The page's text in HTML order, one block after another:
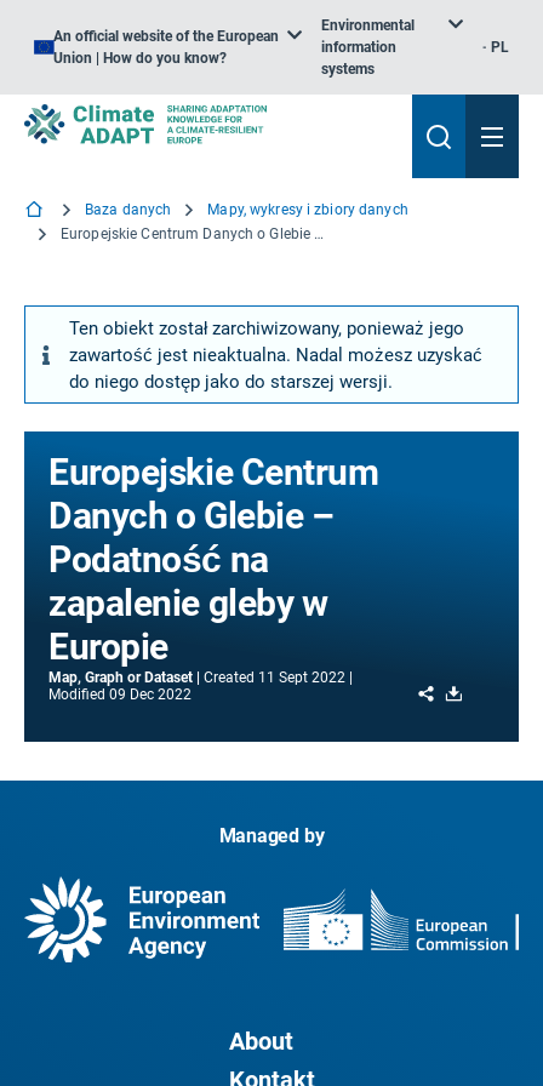
An official website of the European
Union | How do you know?
Environmental
information
systems
PL
Baza danych
Mapy, wykresy i zbiory danych
Europejskie Centrum Danych o Glebie – Podatność na zapalenie gleby w Europie
Ten obiekt został zarchiwizowany, ponieważ jego
zawartość jest nieaktualna. Nadal możesz uzyskać
do niego dostęp jako do starszej wersji.
Europejskie Centrum
Danych o Glebie –
Podatność na
zapalenie gleby w
Europie
Map, Graph or Dataset Created 11 Sept 2022
Modified 09 Dec 2022 Share
Managed by
About
Kontakt